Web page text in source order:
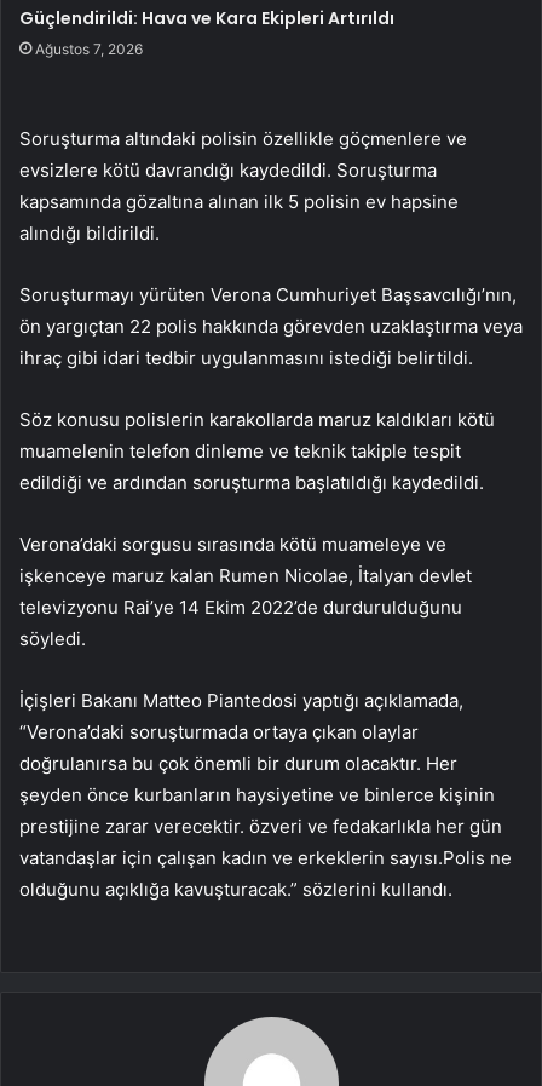
Güçlendirildi: Hava ve Kara Ekipleri Artırıldı
Ağustos 7, 2026
Soruşturma altındaki polisin özellikle göçmenlere ve
evsizlere kötü davrandığı kaydedildi. Soruşturma
kapsamında gözaltına alınan ilk 5 polisin ev hapsine
alındığı bildirildi.
Soruşturmayı yürüten Verona Cumhuriyet Başsavcılığı’nın,
ön yargıçtan 22 polis hakkında görevden uzaklaştırma veya
ihraç gibi idari tedbir uygulanmasını istediği belirtildi.
Söz konusu polislerin karakollarda maruz kaldıkları kötü
muamelenin telefon dinleme ve teknik takiple tespit
edildiği ve ardından soruşturma başlatıldığı kaydedildi.
Verona’daki sorgusu sırasında kötü muameleye ve
işkenceye maruz kalan Rumen Nicolae, İtalyan devlet
televizyonu Rai’ye 14 Ekim 2022’de durdurulduğunu
söyledi.
İçişleri Bakanı Matteo Piantedosi yaptığı açıklamada,
“Verona’daki soruşturmada ortaya çıkan olaylar
doğrulanırsa bu çok önemli bir durum olacaktır. Her
şeyden önce kurbanların haysiyetine ve binlerce kişinin
prestijine zarar verecektir. özveri ve fedakarlıkla her gün
vatandaşlar için çalışan kadın ve erkeklerin sayısı.Polis ne
olduğunu açıklığa kavuşturacak.” sözlerini kullandı.